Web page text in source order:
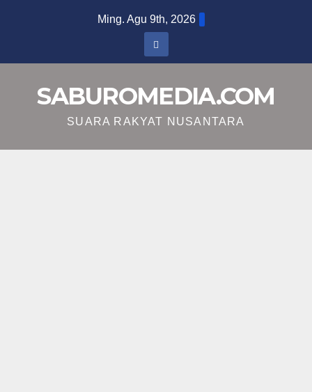
Ming. Agu 9th, 2026
SABUROMEDIA.COM
SUARA RAKYAT NUSANTARA